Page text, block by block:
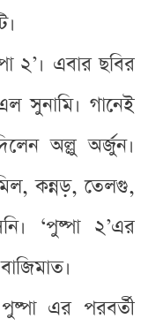
২’। এবার ছবির
সুনামি। গানেই
অল্লু অর্জুন।
কন্নড়, তেলগু,
‘পুষ্পা ২’এর
এর পরবর্তী